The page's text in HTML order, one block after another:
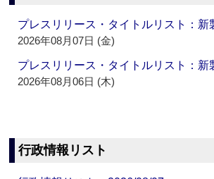
プレスリリース・タイトルリスト：
2026年08月07日 (金)
プレスリリース・タイトルリスト：
2026年08月06日 (木)
行政情報リスト